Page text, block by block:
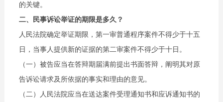
的关键。
二、民事诉讼举证的期限是多久？
人民法院确定举证期限，第一审普通程序案件不得少于十五
日，当事人提供新的证据的第二审案件不得少于十日。
（一）被告应当在答辩期届满前提出书面答辩，阐明其对原
告诉讼请求及所依据的事实和理由的意见。
（二）人民法院应当在送达案件受理通知书和应诉通知书的